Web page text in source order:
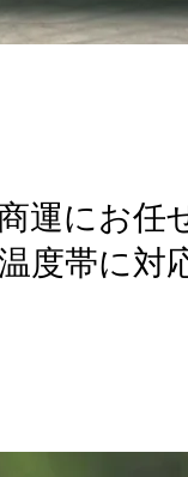
運にお任
度帯に対